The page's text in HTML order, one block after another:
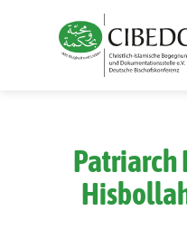
Patriarch